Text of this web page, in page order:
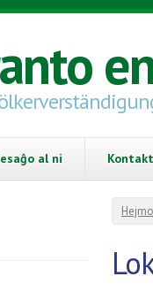
al ni
Hejmo